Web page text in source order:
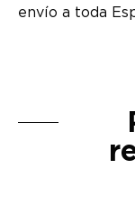
envío a toda